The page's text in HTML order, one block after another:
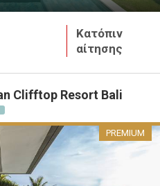
Κατόπιν
αίτησης
Clifftop Resort Bali
PREMIUM